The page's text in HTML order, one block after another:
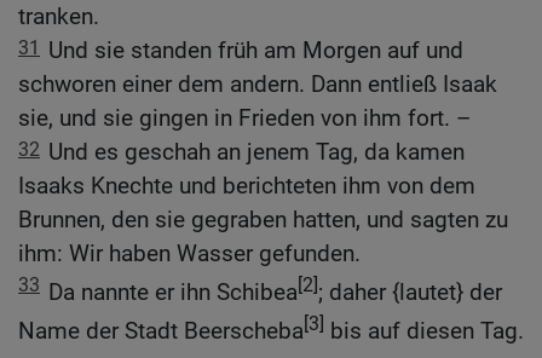
tranken.
31 Und sie standen früh am Morgen auf und
schworen einer dem andern. Dann entließ Isaak
sie, und sie gingen in Frieden von ihm fort. –
32 Und es geschah an jenem Tag, da kamen
Isaaks Knechte und berichteten ihm von dem
Brunnen, den sie gegraben hatten, und sagten zu
ihm: Wir haben Wasser gefunden.
33 Da nannte er ihn Schibea[2]; daher {lautet} der
Name der Stadt Beerscheba[3] bis auf diesen Tag.